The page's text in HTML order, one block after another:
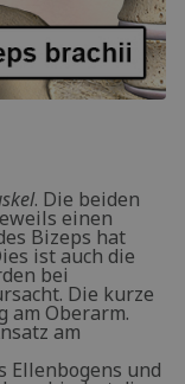
. Die beiden
einen
Bizeps hat
ist auch die
bei
Die kurze
am Oberarm.
am
Ellenbogens und